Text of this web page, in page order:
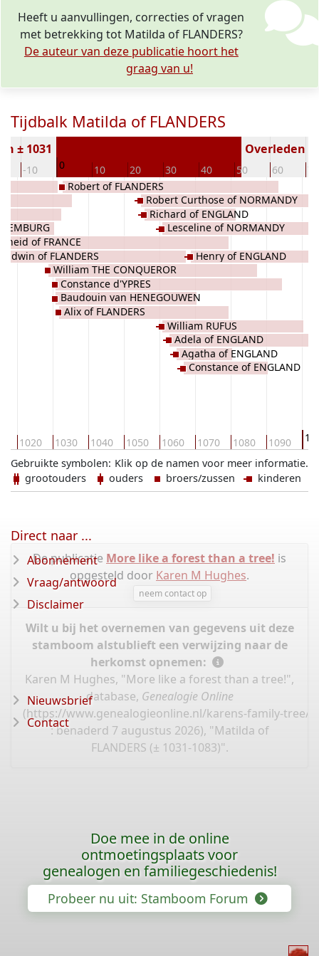
Heeft u aanvullingen, correcties of vragen
met betrekking tot Matilda of FLANDERS?
De auteur van deze publicatie hoort het
graag van u!
Tijdbalk Matilda of FLANDERS
-10 0 10 20 30 40 50 60 70
± 1031 Overleden (
1020 1030 1040 1050 1060 1070 1080 1090
of FRANCE
of FLANDERS
William THE CONQUEROR
Constance d'YPRES
Baudouin van HENEGOUWEN
Alix of FLANDERS
Robert of FLANDERS
Robert Curthose of NORMANDY
Richard of ENGLAND
Lesceline of NORMANDY
William RUFUS
Adela of ENGLAND
Agatha of ENGLAND
Constance of ENGLAND
Henry of ENGLAND
Klik op de namen voor meer informatie.
Gebruikte symbolen:
grootouders
ouders broers/zussen kinderen
De publicatie More like a forest than a tree! is
opgesteld door Karen M Hughes.
neem contact op
Wilt u bij het overnemen van gegevens uit deze
stamboom alstublieft een verwijzing naar de
herkomst opnemen:
Karen M Hughes, "More like a forest than a tree!",
database, Genealogie Online
(https://www.genealogieonline.nl/karens-family-tree/
: benaderd 7 augustus 2026), "Matilda of
FLANDERS (± 1031-1083)".
Direct naar ...
Abonnement
Vraag/antwoord
Disclaimer
Nieuwsbrief
Contact
Doe mee in de online
ontmoetingsplaats voor
genealogen en familiegeschiedenis!
Probeer nu uit: Stamboom Forum